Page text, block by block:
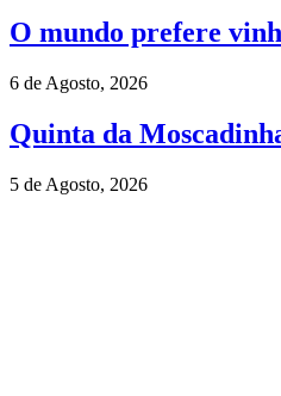
O mundo prefere
6 de Agosto, 2026
Quinta da
5 de Agosto, 2026